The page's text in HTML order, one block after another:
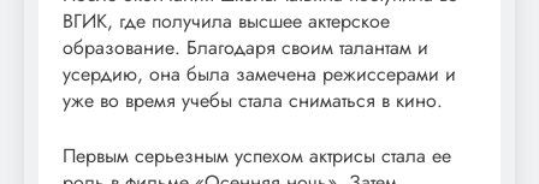
ВГИК, где получила высшее актерское
образование. Благодаря своим талантам и
усердию, она была замечена режиссерами и
уже во время учебы стала сниматься в кино.
Первым серьезным успехом актрисы стала ее